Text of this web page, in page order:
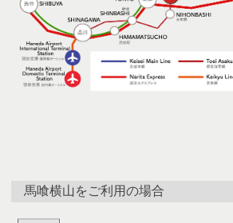
馬喰横山をご利用の場合